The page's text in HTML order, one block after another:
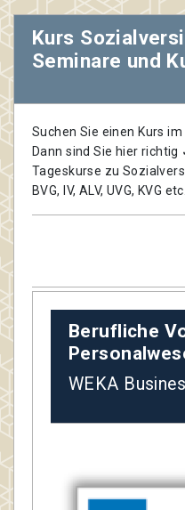
Kurs
Seminare und
Suchen Sie einen Kurs
Dann sind Sie hier richtig
Tageskurse zu
BVG, IV, ALV, UVG, KVG etc.
Berufliche
WEKA